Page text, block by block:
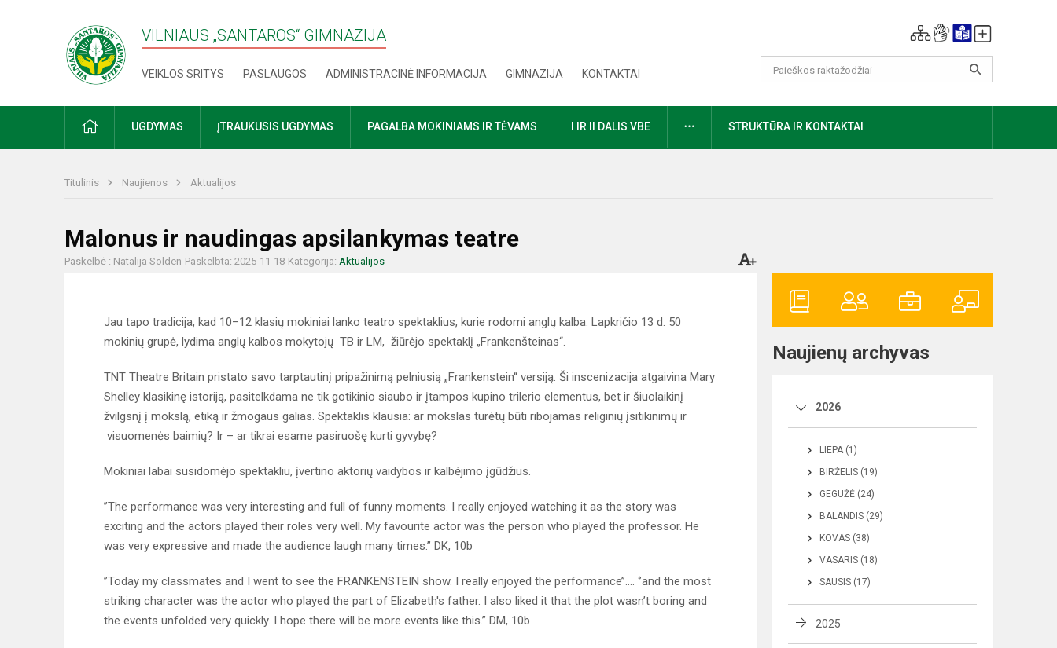
VILNIAUS „SANTAROS“ GIMNAZIJA
VEIKLOS SRITYS PASLAUGOS ADMINISTRACINĖ INFORMACIJA GIMNAZIJA KONTAKTAI
PRADŽIAUGDYMAS ĮTRAUKUSIS UGDYMAS PAGALBA MOKINIAMS IR TĖVAMS I IR II DALIS VBE DAUGIAUSTRUKTŪRA IR KONTAKTAI
Titulinis Naujienos Aktualijos
Malonus ir naudingas apsilankymas teatre
Paskelbė : Natalija Solden Paskelbta: 2025-11-18 Kategorija: Aktualijos
Jau tapo tradicija, kad 10–12 klasių mokiniai lanko teatro spektaklius, kurie rodomi anglų kalba. Lapkričio 13 d. 50
mokinių grupė, lydima anglų kalbos mokytojų TB ir LM, žiūrėjo spektaklį „Frankenšteinas“.
TNT Theatre Britain pristato savo tarptautinį pripažinimą pelniusią „Frankenstein“ versiją. Ši inscenizacija atgaivina Mary
Shelley klasikinę istoriją, pasitelkdama ne tik gotikinio siaubo ir įtampos kupino trilerio elementus, bet ir šiuolaikinį
žvilgsnį į mokslą, etiką ir žmogaus galias. Spektaklis klausia: ar mokslas turėtų būti ribojamas religinių įsitikinimų ir
visuomenės baimių? Ir – ar tikrai esame pasiruošę kurti gyvybę?
Mokiniai labai susidomėjo spektakliu, įvertino aktorių vaidybos ir kalbėjimo įgūdžius.
’’The performance was very interesting and full of funny moments. I really enjoyed watching it as the story was
exciting and the actors played their roles very well. My favourite actor was the person who played the professor. He
was very expressive and made the audience laugh many times.’’ DK, 10b
’’Today my classmates and I went to see the FRANKENSTEIN show. I really enjoyed the performance’’…. ‘’and the most
striking character was the actor who played the part of Elizabeth's father. I also liked it that the plot wasn’t boring and
the events unfolded very quickly. I hope there will be more events like this.’’ DM, 10b
Naujienų archyvas
2026
LIEPA (1)
BIRŽELIS (19)
GEGUŽĖ (24)
BALANDIS (29)
KOVAS (38)
VASARIS (18)
SAUSIS (17)
2025